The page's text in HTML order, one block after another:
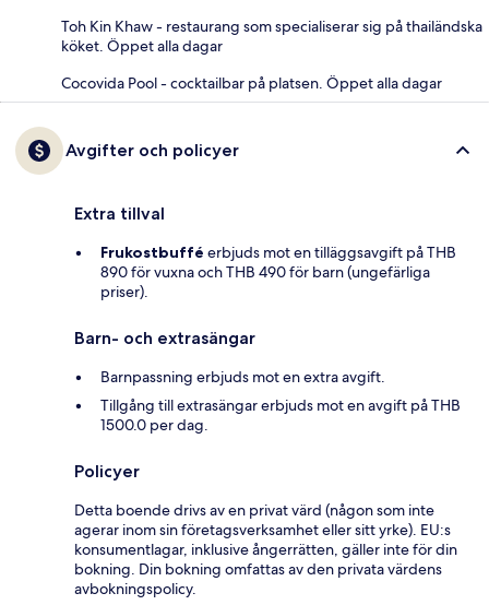
Toh Kin Khaw - restaurang som specialiserar sig på thailändska
köket. Öppet alla dagar
Cocovida Pool - cocktailbar på platsen. Öppet alla dagar
Avgifter och policyer
Extra tillval
Frukostbuffé erbjuds mot en tilläggsavgift på THB
890 för vuxna och THB 490 för barn (ungefärliga
priser).
Barn- och extrasängar
Barnpassning erbjuds mot en extra avgift.
Tillgång till extrasängar erbjuds mot en avgift på THB
1500.0 per dag.
Policyer
Detta boende drivs av en privat värd (någon som inte
agerar inom sin företagsverksamhet eller sitt yrke). EU:s
konsumentlagar, inklusive ångerrätten, gäller inte för din
bokning. Din bokning omfattas av den privata värdens
avbokningspolicy.